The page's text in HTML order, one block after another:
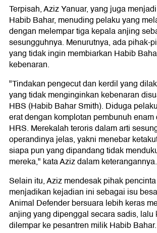
Terpisah, Aziz Yanuar, yang juga
Habib Bahar, menuding pelaku yang
dengan melempar tiga kepala anjing
sesungguhnya. Menurutnya, ada pihak-
yang tidak ingin membiarkan Habib
kebenaran.
"Tindakan pengecut dan kerdil yang
yang tidak menginginkan kebenaran
HBS (Habib Bahar Smith). Diduga
erat dengan komplotan pembunuh
HRS. Merekalah teroris dalam arti
operandinya jelas, yakni menebar
siapa pun yang dipandang tidak
mereka," kata Aziz dalam keterangannya.
Selain itu, Aziz mendesak pihak
menjadikan kejadian ini sebagai isu
Animal Defender bersuara lebih keras
anjing yang dipenggal secara sadis, lalu
dilempar ke pesantren milik Habib Bahar.